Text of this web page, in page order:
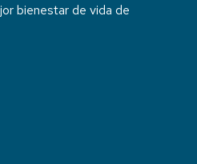
bienestar de vida de